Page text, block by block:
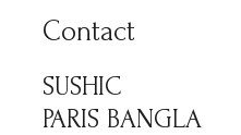
Contact
SUSHIC
PARIS BANGLA